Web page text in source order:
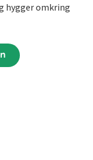
hygger omkring